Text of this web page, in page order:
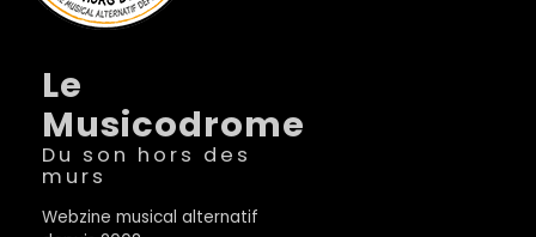
Le
Musicodrome
Du son hors des
murs
Webzine musical alternatif